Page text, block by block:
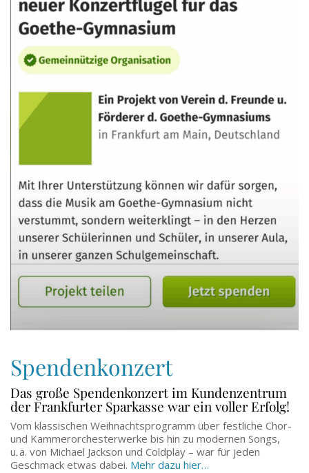
Spendenkonzert
Das große Spendenkonzert im Kundenzentrum
der Frankfurter Sparkasse war ein voller Erfolg!
Vom klassischen Weihnachtsprogramm über festliche Chor-
und Kammerorchesterwerke bis hin zu modernen Songs,
u. a. von Michael Jackson und Coldplay – war für jeden
Geschmack etwas dabei. Mehr dazu hier…